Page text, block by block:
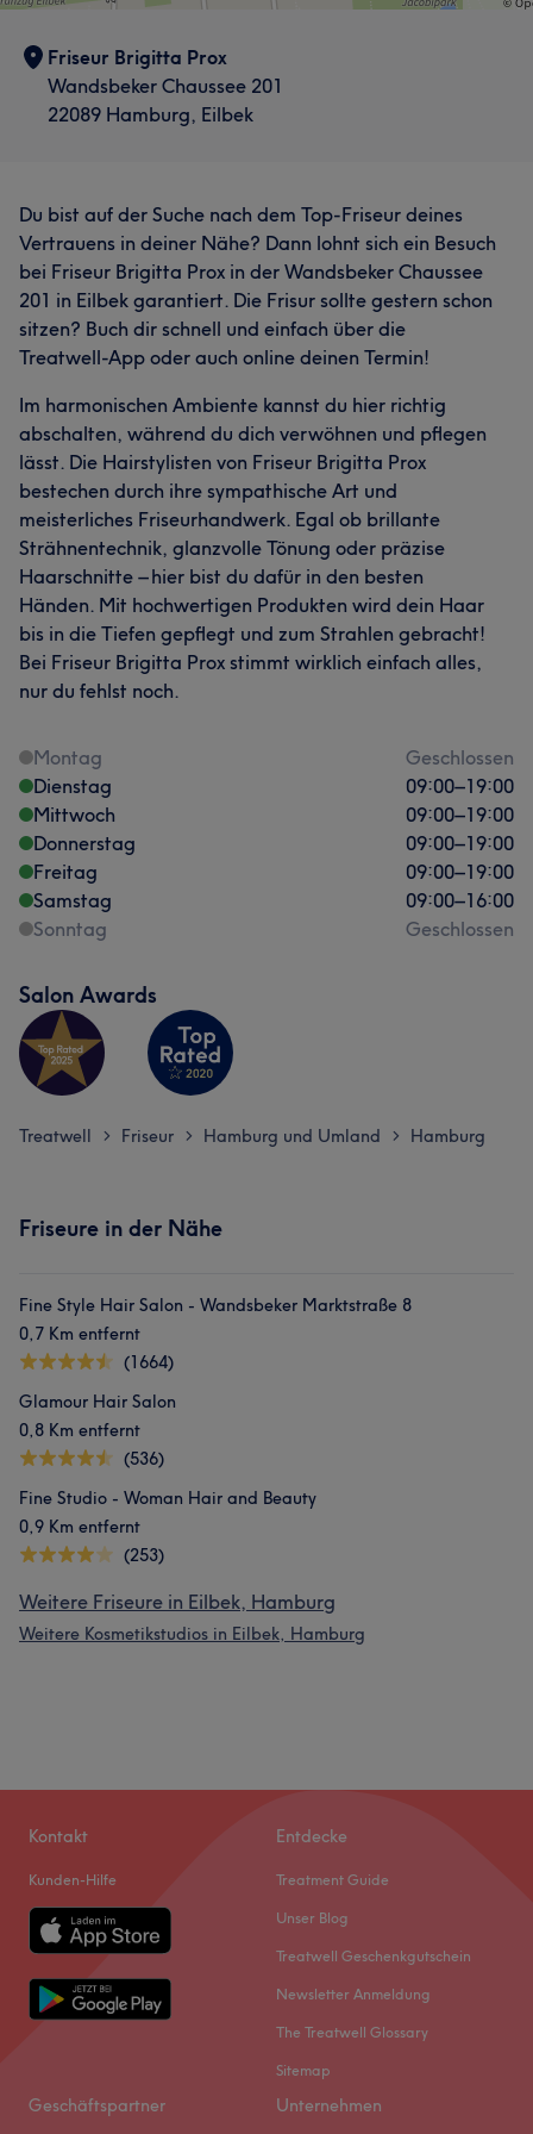
Friseur Brigitta Prox
Wandsbeker Chaussee 201
22089 Hamburg, Eilbek
Du bist auf der Suche nach dem Top-Friseur deines
Vertrauens in deiner Nähe? Dann lohnt sich ein Besuch
bei Friseur Brigitta Prox in der Wandsbeker Chaussee
201 in Eilbek garantiert. Die Frisur sollte gestern schon
sitzen? Buch dir schnell und einfach über die
Treatwell-App oder auch online deinen Termin!
Im harmonischen Ambiente kannst du hier richtig
abschalten, während du dich verwöhnen und pflegen
lässt. Die Hairstylisten von Friseur Brigitta Prox
bestechen durch ihre sympathische Art und
meisterliches Friseurhandwerk. Egal ob brillante
Strähnentechnik, glanzvolle Tönung oder präzise
Haarschnitte – hier bist du dafür in den besten
Händen. Mit hochwertigen Produkten wird dein Haar
bis in die Tiefen gepflegt und zum Strahlen gebracht!
Bei Friseur Brigitta Prox stimmt wirklich einfach alles,
nur du fehlst noch.
Montag
Geschlossen
Dienstag
09:00–19:00
Mittwoch
09:00–19:00
Donnerstag
09:00–19:00
Freitag
09:00–19:00
Samstag
09:00–16:00
Sonntag
Geschlossen
Salon Awards
Treatwell > Friseur > Hamburg und Umland > Hamburg
Friseure in der Nähe
Fine Style Hair Salon - Wandsbeker Marktstraße 8
0,7 Km entfernt
(1664)
Glamour Hair Salon
0,8 Km entfernt
(536)
Fine Studio - Woman Hair and Beauty
0,9 Km entfernt
(253)
Weitere Friseure in Eilbek, Hamburg
Weitere Kosmetikstudios in Eilbek, Hamburg
Kontakt
Kunden-Hilfe
Entdecke
Treatment Guide
Unser Blog
Treatwell Geschenkgutschein
Newsletter Anmeldung
The Treatwell Glossary
Sitemap
Geschäftspartner Unternehmen